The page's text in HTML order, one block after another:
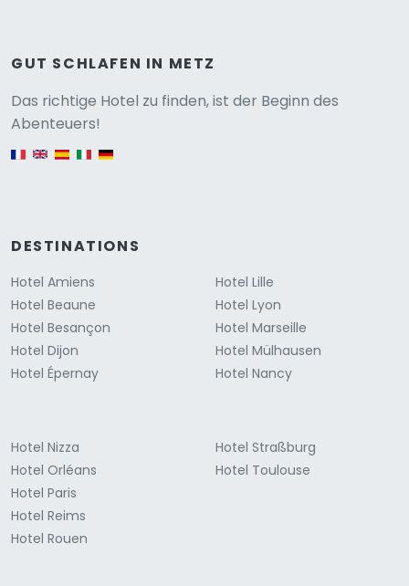
GUT SCHLAFEN IN METZ
Das richtige Hotel zu finden, ist der Beginn des
Abenteuers!
English version
DESTINATIONS
Hotel Amiens
Hotel Beaune
Hotel Besançon
Hotel Dijon
Hotel Épernay
Hotel Lille
Hotel Lyon
Hotel Marseille
Hotel Mülhausen
Hotel Nancy
Hotel Nizza
Hotel Orléans
Hotel Paris
Hotel Reims
Hotel Rouen
Hotel Straßburg
Hotel Toulouse